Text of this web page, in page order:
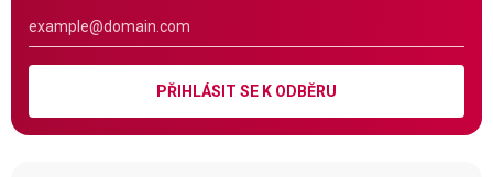
PŘIHLÁSIT SE K ODBĚRU